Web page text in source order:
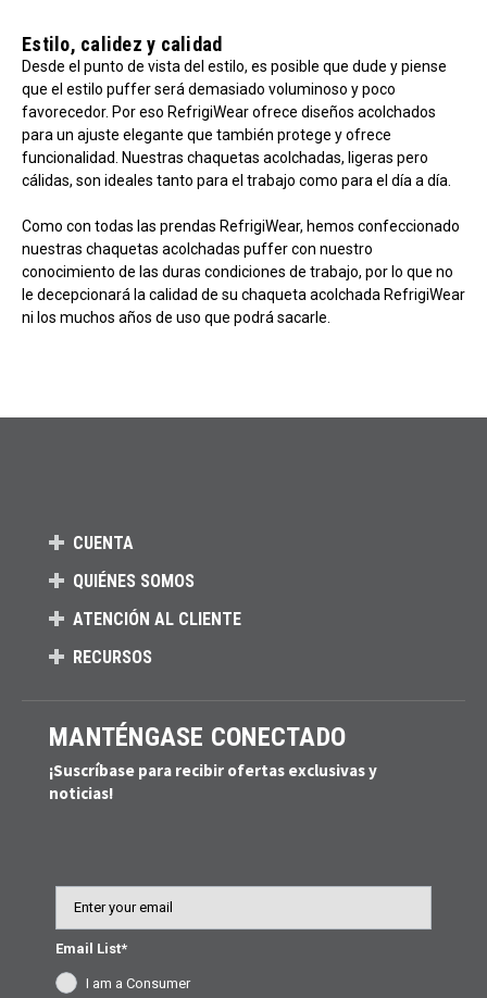
Estilo, calidez y calidad
Desde el punto de vista del estilo, es posible que dude y piense
que el estilo puffer será demasiado voluminoso y poco
favorecedor. Por eso RefrigiWear ofrece diseños acolchados
para un ajuste elegante que también protege y ofrece
funcionalidad. Nuestras chaquetas acolchadas, ligeras pero
cálidas, son ideales tanto para el trabajo como para el día a día.
Como con todas las prendas RefrigiWear, hemos confeccionado
nuestras chaquetas acolchadas puffer con nuestro
conocimiento de las duras condiciones de trabajo, por lo que no
le decepcionará la calidad de su chaqueta acolchada RefrigiWear
ni los muchos años de uso que podrá sacarle.
CUENTA
QUIÉNES SOMOS
ATENCIÓN AL CLIENTE
RECURSOS
MANTÉNGASE CONECTADO
¡Suscríbase para recibir ofertas exclusivas y
noticias!
Email List*
I am a Consumer